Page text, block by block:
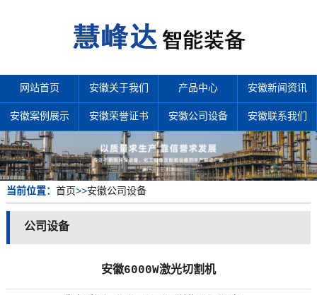
网站首页 安徽关于我们 产品中心 安徽新闻资讯
安徽案例展示 安徽荣誉证书 安徽公司设备 安徽联系我们
当前位置： 首页>>安徽公司设备
公司设备
安徽6000W激光切割机